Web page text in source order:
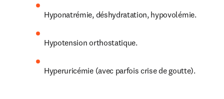
Hyponatrémie, déshydratation, hypovolémie.
Hypotension orthostatique.
Hyperuricémie (avec parfois crise de goutte).